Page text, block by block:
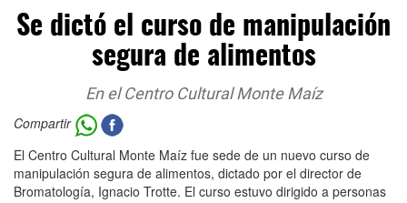
Se dictó el curso de manipulación
segura de alimentos
En el Centro Cultural Monte Maíz
Compartir
El Centro Cultural Monte Maíz fue sede de un nuevo curso de
manipulación segura de alimentos, dictado por el director de
Bromatología, Ignacio Trotte. El curso estuvo dirigido a personas